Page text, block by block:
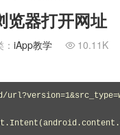
览器打开网址
iApp教学  10.11K